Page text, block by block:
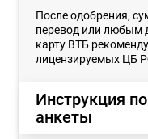
После одобрения,
перевод или любым
карту ВТБ
лицензируемых ЦБ
Инструкция
анкеты